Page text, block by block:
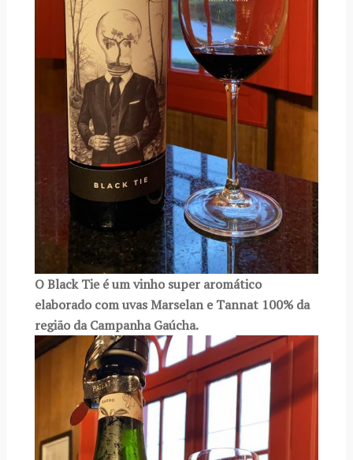
O Black Tie é um vinho super aromático
elaborado com uvas Marselan e Tannat 100% da
região da Campanha Gaúcha.